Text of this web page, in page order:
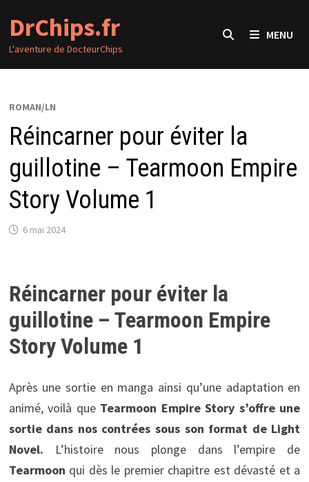
contenu
DrChips.fr
L'aventure de DocteurChips
MENU
ROMAN/LN
Réincarner pour éviter la
guillotine – Tearmoon Empire
Story Volume 1
6 mai 2024
Réincarner pour éviter la
guillotine – Tearmoon Empire
Story Volume 1
Après une sortie en manga ainsi qu’une adaptation en
animé, voilà que Tearmoon Empire Story s’offre une
sortie dans nos contrées sous son format de Light
Novel.
L’histoire nous plonge dans l’empire de
Tearmoon qui dès le premier chapitre est dévasté et a